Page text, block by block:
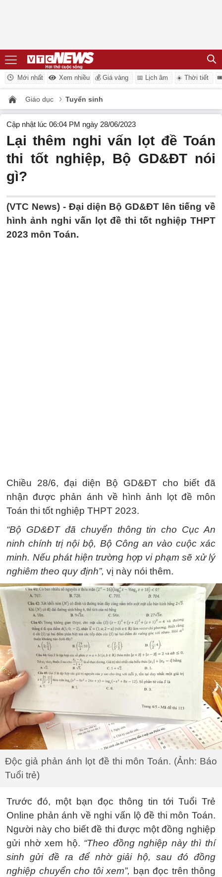
Mới nhất Xem nhiều 💰 Giá vàng 📅 Lịch âm ☀️ Thời tiết
Giáo dục Tuyển sinh
Cập nhật lúc 06:04 PM ngày 28/06/2023
Lại thêm nghi vấn lọt đề Toán
thi tốt nghiệp, Bộ GD&ĐT nói
gì?
(VTC News) - Đại diện Bộ GD&ĐT lên tiếng về
hình ảnh nghi vấn lọt đề thi tốt nghiệp THPT
2023 môn Toán.
Chiều 28/6, đại diện Bộ GD&ĐT cho biết đã
nhận được phản ánh về hình ảnh lọt đề môn
Toán thi tốt nghiệp THPT 2023.
“Bộ GD&ĐT đã chuyển thông tin cho Cục An
ninh chính trị nội bộ, Bộ Công an vào cuộc xác
minh. Nếu phát hiện trường hợp vi phạm sẽ xử lý
nghiêm theo quy định”, vị này nói thêm.
Độc giả phản ánh lọt đề thi môn Toán. (Ảnh: Báo
Tuổi trẻ)
Trước đó, một bạn đọc thông tin tới Tuổi Trẻ
Online phản ánh về nghi vấn lộ đề thi môn Toán.
Người này cho biết đề thi được một đồng nghiệp
gửi nhờ xem hộ. “Theo đồng nghiệp này thì thí
sinh gửi đề ra để nhờ giải hộ, sau đó đồng
nghiệp chuyển cho tôi xem”, bạn đọc trên thông